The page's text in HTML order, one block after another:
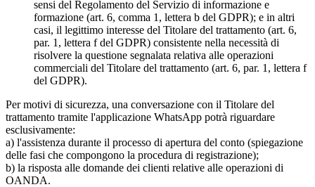
sensi del Regolamento del Servizio di informazione e
formazione (art. 6, comma 1, lettera b del GDPR); e in altri
casi, il legittimo interesse del Titolare del trattamento (art. 6,
par. 1, lettera f del GDPR) consistente nella necessità di
risolvere la questione segnalata relativa alle operazioni
commerciali del Titolare del trattamento (art. 6, par. 1, lettera f
del GDPR).
Per motivi di sicurezza, una conversazione con il Titolare del
trattamento tramite l'applicazione WhatsApp potrà riguardare
esclusivamente:
a) l'assistenza durante il processo di apertura del conto (spiegazione
delle fasi che compongono la procedura di registrazione);
b) la risposta alle domande dei clienti relative alle operazioni di
OANDA.